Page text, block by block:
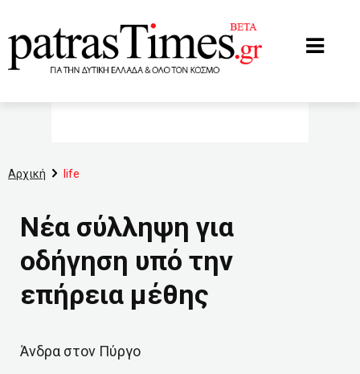
Αρχική life
Νέα σύλληψη για
οδήγηση υπό την
επήρεια μέθης
Άνδρα στον Πύργο